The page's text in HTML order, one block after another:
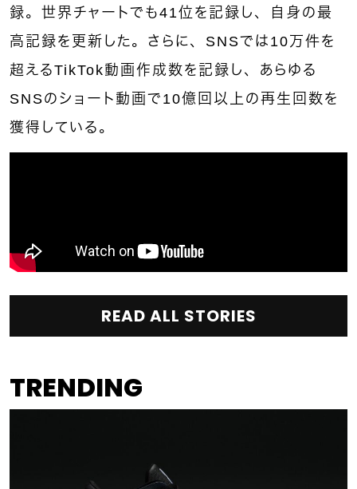
録。世界チャートでも41位を記録し、自身の最
高記録を更新した。さらに、SNSでは10万件を
超えるTikTok動画作成数を記録し、あらゆる
SNSのショート動画で10億回以上の再生回数を
獲得している。
READ ALL STORIES
TRENDING